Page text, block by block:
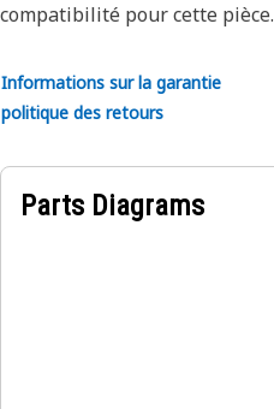
compatibilité pour cette pièce.
Informations sur la garantie
politique des retours
Parts Diagrams